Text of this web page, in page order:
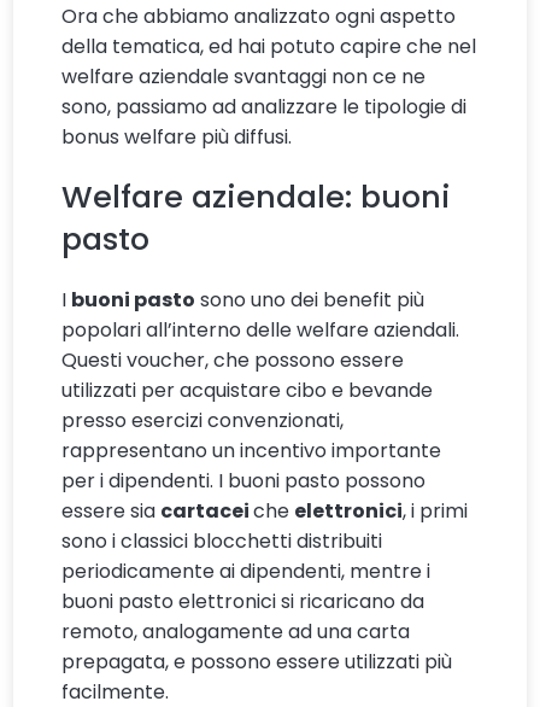
Ora che abbiamo analizzato ogni aspetto
della tematica, ed hai potuto capire che nel
welfare aziendale svantaggi non ce ne
sono, passiamo ad analizzare le tipologie di
bonus welfare più diffusi.
Welfare aziendale: buoni
pasto
I buoni pasto sono uno dei benefit più
popolari all’interno delle welfare aziendali.
Questi voucher, che possono essere
utilizzati per acquistare cibo e bevande
presso esercizi convenzionati,
rappresentano un incentivo importante
per i dipendenti. I buoni pasto possono
essere sia cartaceiche elettronici, i primi
sono i classici blocchetti distribuiti
periodicamente ai dipendenti, mentre i
buoni pasto elettronici si ricaricano da
remoto, analogamente ad una carta
prepagata, e possono essere utilizzati più
facilmente.